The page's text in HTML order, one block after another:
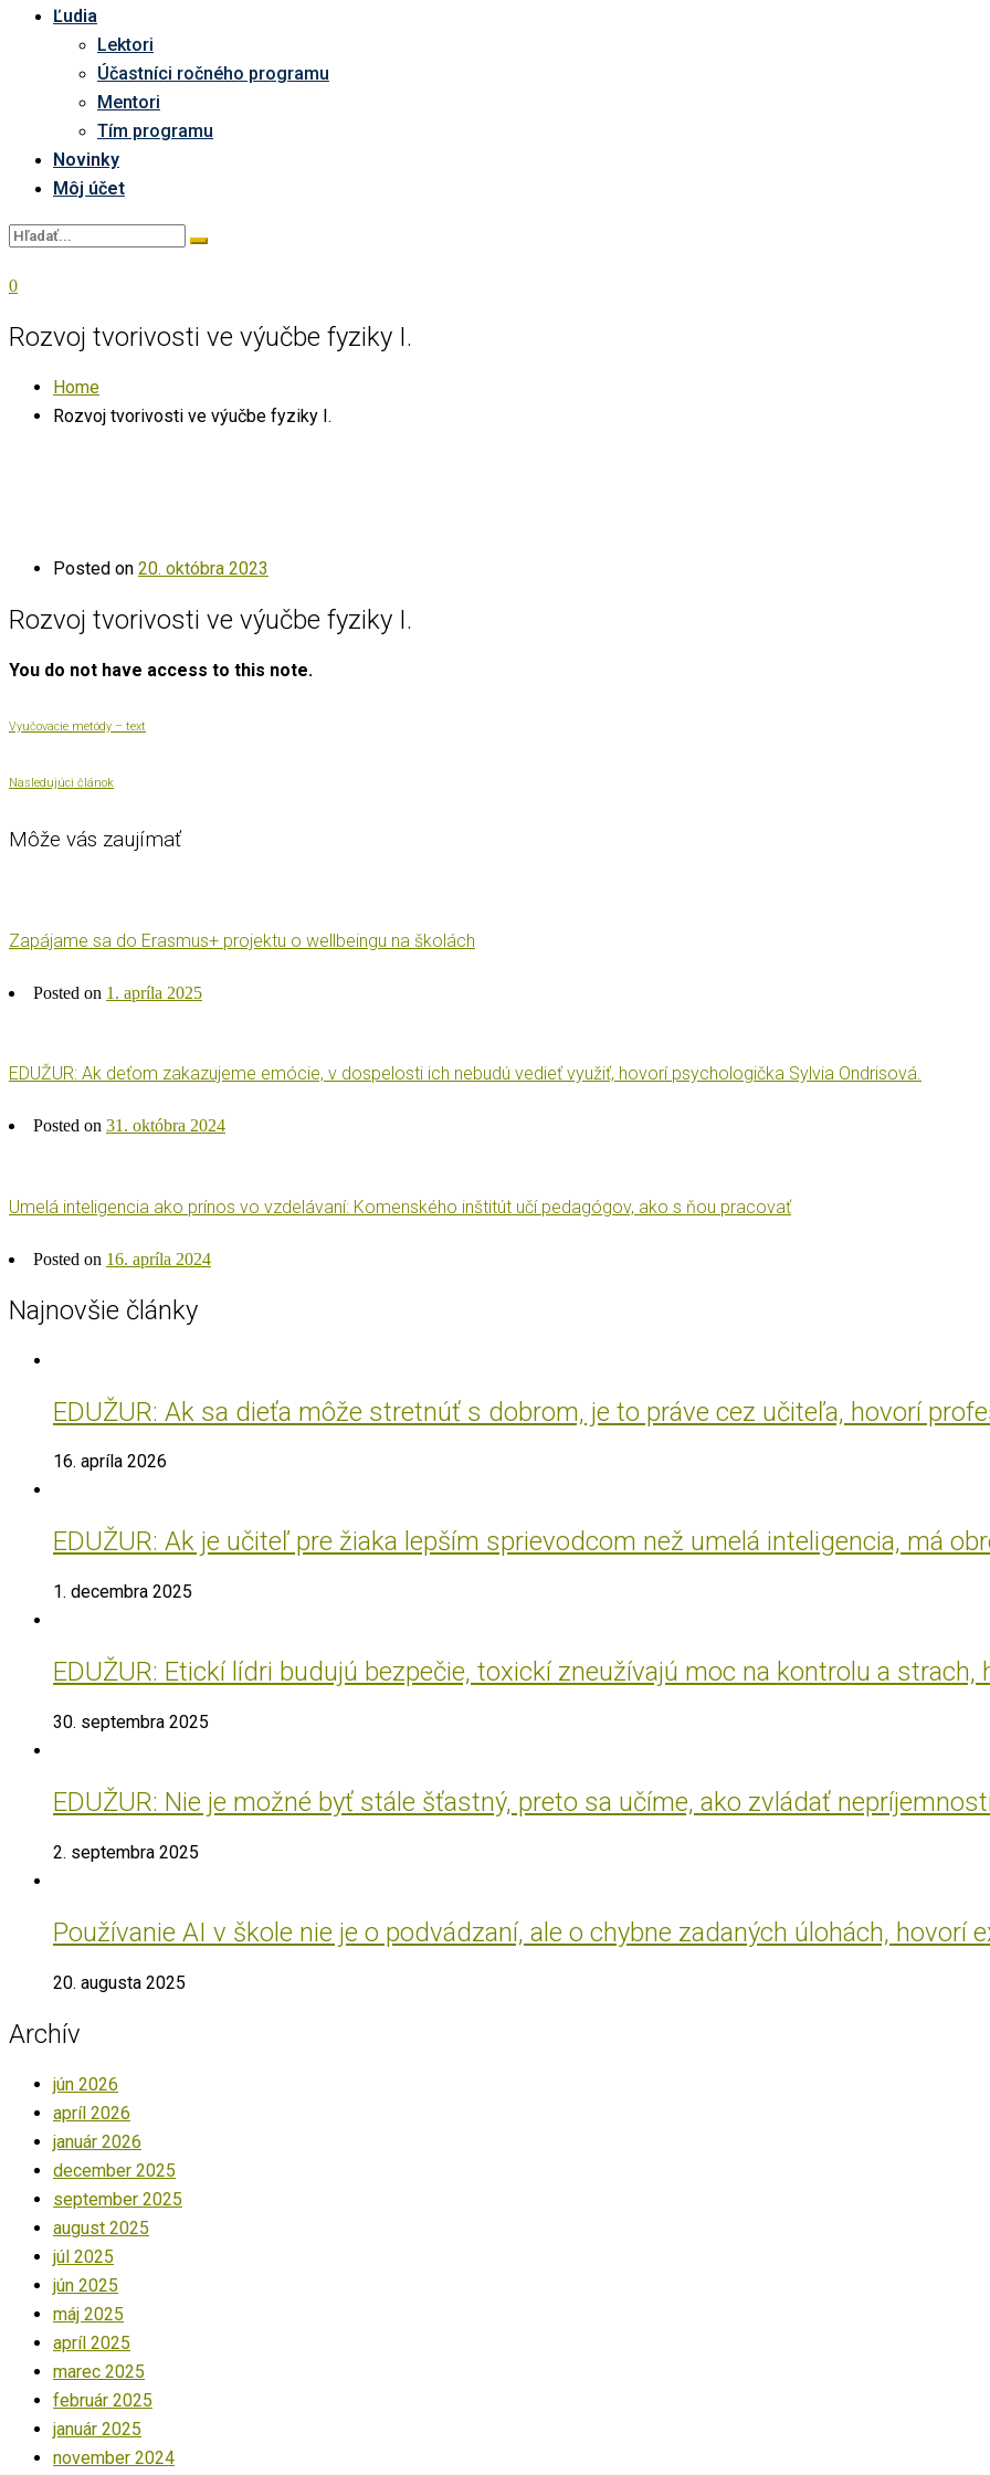
Ľudia
Lektori
Účastníci ročného programu
Mentori
Tím programu
Novinky
Môj účet
0
Rozvoj tvorivosti ve výučbe fyziky I.
Home
Rozvoj tvorivosti ve výučbe fyziky I.
Posted on 20. októbra 2023
Rozvoj tvorivosti ve výučbe fyziky I.
You do not have access to this note.
Vyučovacie metódy – text
Nasledujúci článok
Môže vás zaujímať
Zapájame sa do Erasmus+ projektu o wellbeingu na školách
Posted on 1. apríla 2025
EDUŽUR: Ak deťom zakazujeme emócie, v dospelosti ich nebudú vedieť využiť, hovorí psychologička Sylvia Ondrisová.
Posted on 31. októbra 2024
Umelá inteligencia ako prínos vo vzdelávaní: Komenského inštitút učí pedagógov, ako s ňou pracovať
Posted on 16. apríla 2024
Najnovšie články
EDUŽUR: Ak sa dieťa môže stretnúť s dobrom, je to práve cez učiteľa, hovorí
16. apríla 2026
EDUŽUR: Ak je učiteľ pre žiaka lepším sprievodcom než umelá inteligencia, má
1. decembra 2025
EDUŽUR: Etickí lídri budujú bezpečie, toxickí zneužívajú moc na kontrolu a strach,
30. septembra 2025
EDUŽUR: Nie je možné byť stále šťastný, preto sa učíme, ako zvládať
2. septembra 2025
Používanie AI v škole nie je o podvádzaní, ale o chybne zadaných úlohách, hovorí
20. augusta 2025
Archív
jún 2026
apríl 2026
január 2026
december 2025
september 2025
august 2025
júl 2025
jún 2025
máj 2025
apríl 2025
marec 2025
február 2025
január 2025
november 2024